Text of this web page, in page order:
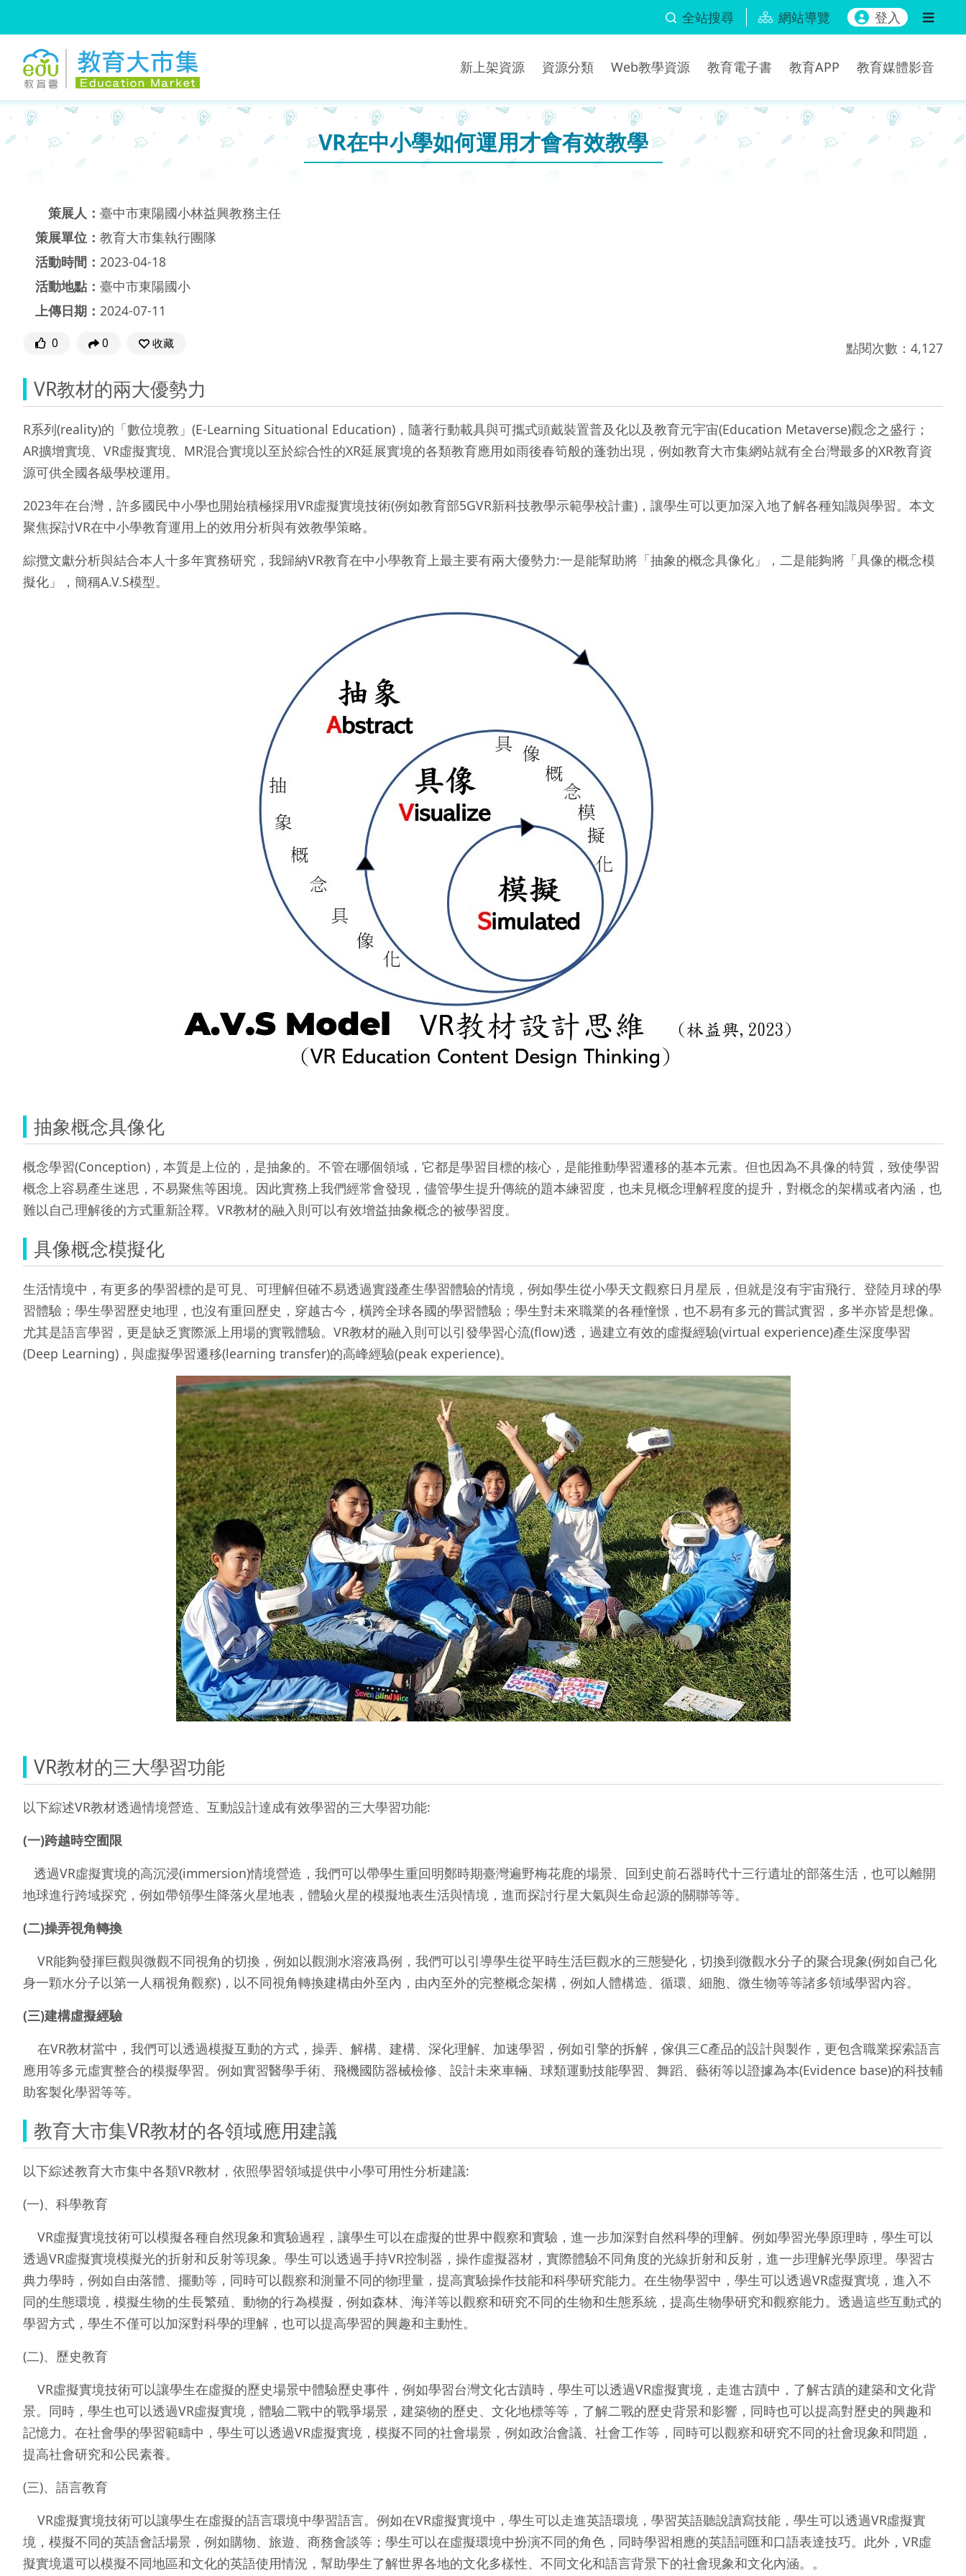
全站搜尋 網站導覽 登入
新上架資源 資源分類 Web教學資源 教育電子書 教育APP 教育媒體影音
VR在中小學如何運用才會有效教學
策展人： 臺中市東陽國小林益興教務主任
策展單位： 教育大市集執行團隊
活動時間： 2023-04-18
活動地點： 臺中市東陽國小
上傳日期： 2024-07-11
0 0 收藏 點閱次數：4,127
VR教材的兩大優勢力
R系列(reality)的「數位境教」(E-Learning Situational Education)，隨著行動載具與可攜式頭戴裝置普及化以及教育元宇宙(Education Metaverse)觀念之盛行；
AR擴增實境、VR虛擬實境、MR混合實境以至於綜合性的XR延展實境的各類教育應用如雨後春筍般的蓬勃出現，例如教育大市集網站就有全台灣最多的XR教育資
源可供全國各級學校運用。
2023年在台灣，許多國民中小學也開始積極採用VR虛擬實境技術(例如教育部5GVR新科技教學示範學校計畫)，讓學生可以更加深入地了解各種知識與學習。本文
聚焦探討VR在中小學教育運用上的效用分析與有效教學策略。
綜攬文獻分析與結合本人十多年實務研究，我歸納VR教育在中小學教育上最主要有兩大優勢力:一是能幫助將「抽象的概念具像化」，二是能夠將「具像的概念模
擬化」，簡稱A.V.S模型。
抽象概念具像化
概念學習(Conception)，本質是上位的，是抽象的。不管在哪個領域，它都是學習目標的核心，是能推動學習遷移的基本元素。但也因為不具像的特質，致使學習
概念上容易產生迷思，不易聚焦等困境。因此實務上我們經常會發現，儘管學生提升傳統的題本練習度，也未見概念理解程度的提升，對概念的架構或者內涵，也
難以自己理解後的方式重新詮釋。VR教材的融入則可以有效增益抽象概念的被學習度。
具像概念模擬化
生活情境中，有更多的學習標的是可見、可理解但確不易透過實踐產生學習體驗的情境，例如學生從小學天文觀察日月星辰，但就是沒有宇宙飛行、登陸月球的學
習體驗；學生學習歷史地理，也沒有重回歷史，穿越古今，橫跨全球各國的學習體驗；學生對未來職業的各種憧憬，也不易有多元的嘗試實習，多半亦皆是想像。
尤其是語言學習，更是缺乏實際派上用場的實戰體驗。VR教材的融入則可以引發學習心流(flow)透，過建立有效的虛擬經驗(virtual experience)產生深度學習
(Deep Learning)，與虛擬學習遷移(learning transfer)的高峰經驗(peak experience)。
VR教材的三大學習功能
以下綜述VR教材透過情境營造、互動設計達成有效學習的三大學習功能:
(一)跨越時空囿限
透過VR虛擬實境的高沉浸(immersion)情境營造，我們可以帶學生重回明鄭時期臺灣遍野梅花鹿的場景、回到史前石器時代十三行遺址的部落生活，也可以離開
地球進行跨域探究，例如帶領學生降落火星地表，體驗火星的模擬地表生活與情境，進而探討行星大氣與生命起源的關聯等等。
(二)操弄視角轉換
VR能夠發揮巨觀與微觀不同視角的切換，例如以觀測水溶液爲例，我們可以引導學生從平時生活巨觀水的三態變化，切換到微觀水分子的聚合現象(例如自己化
身一顆水分子以第一人稱視角觀察)，以不同視角轉換建構由外至內，由內至外的完整概念架構，例如人體構造、循環、細胞、微生物等等諸多領域學習內容。
(三)建構虛擬經驗
在VR教材當中，我們可以透過模擬互動的方式，操弄、解構、建構、深化理解、加速學習，例如引擎的拆解，傢俱三C產品的設計與製作，更包含職業探索語言
應用等多元虛實整合的模擬學習。例如實習醫學手術、飛機國防器械檢修、設計未來車輛、球類運動技能學習、舞蹈、藝術等以證據為本(Evidence base)的科技輔
助客製化學習等等。
教育大市集VR教材的各領域應用建議
以下綜述教育大市集中各類VR教材，依照學習領域提供中小學可用性分析建議:
(一)、科學教育
VR虛擬實境技術可以模擬各種自然現象和實驗過程，讓學生可以在虛擬的世界中觀察和實驗，進一步加深對自然科學的理解。例如學習光學原理時，學生可以
透過VR虛擬實境模擬光的折射和反射等現象。學生可以透過手持VR控制器，操作虛擬器材，實際體驗不同角度的光線折射和反射，進一步理解光學原理。學習古
典力學時，例如自由落體、擺動等，同時可以觀察和測量不同的物理量，提高實驗操作技能和科學研究能力。在生物學習中，學生可以透過VR虛擬實境，進入不
同的生態環境，模擬生物的生長繁殖、動物的行為模擬，例如森林、海洋等以觀察和研究不同的生物和生態系統，提高生物學研究和觀察能力。透過這些互動式的
學習方式，學生不僅可以加深對科學的理解，也可以提高學習的興趣和主動性。
(二)、歷史教育
VR虛擬實境技術可以讓學生在虛擬的歷史場景中體驗歷史事件，例如學習台灣文化古蹟時，學生可以透過VR虛擬實境，走進古蹟中，了解古蹟的建築和文化背
景。同時，學生也可以透過VR虛擬實境，體驗二戰中的戰爭場景，建築物的歷史、文化地標等等，了解二戰的歷史背景和影響，同時也可以提高對歷史的興趣和
記憶力。在社會學的學習範疇中，學生可以透過VR虛擬實境，模擬不同的社會場景，例如政治會議、社會工作等，同時可以觀察和研究不同的社會現象和問題，
提高社會研究和公民素養。
(三)、語言教育
VR虛擬實境技術可以讓學生在虛擬的語言環境中學習語言。例如在VR虛擬實境中，學生可以走進英語環境，學習英語聽說讀寫技能，學生可以透過VR虛擬實
境，模擬不同的英語會話場景，例如購物、旅遊、商務會談等；學生可以在虛擬環境中扮演不同的角色，同時學習相應的英語詞匯和口語表達技巧。此外，VR虛
擬實境還可以模擬不同地區和文化的英語使用情況，幫助學生了解世界各地的文化多樣性、不同文化和語言背景下的社會現象和文化內涵。。